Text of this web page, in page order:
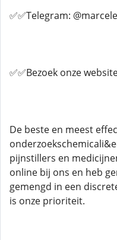
✅✅Telegram:
✅✅Bezoek onze
De beste en meest
pijnstillers en
online bij ons en heb
gemengd in een
is onze prioriteit.